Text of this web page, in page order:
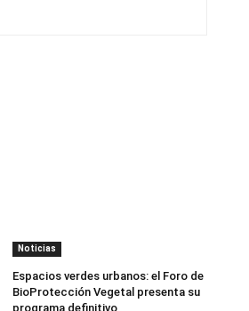
Noticias
Espacios verdes urbanos: el Foro de
BioProtección Vegetal presenta su
programa definitivo